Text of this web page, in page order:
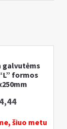
galvutėms
formos
šiuo metu